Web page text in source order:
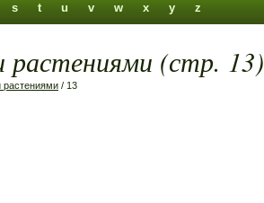
s t u v w x y z
(стр. 13)
/ 13